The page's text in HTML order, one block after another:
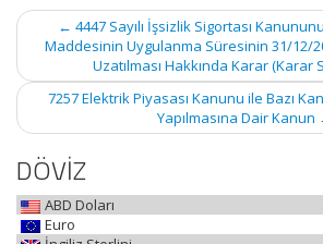
Post
navigation
← 4447 Sayılı İşsizlik Sigortası
Maddesinin Uygulanma Süresinin 31/12/
Uzatılması Hakkında Karar (Karar
7257 Elektrik Piyasası Kanunu ile Bazı
Yapılmasına Dair Kanun
DÖVİZ
ABD Doları
Euro